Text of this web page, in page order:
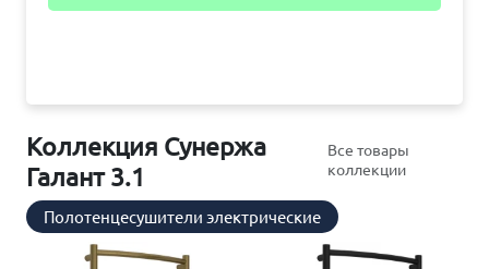
Коллекция Сунержа
Галант 3.1
Все товары
коллекции
Полотенцесушители электрические